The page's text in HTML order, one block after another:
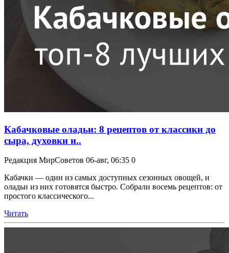
Кабачковые оладьи: 8 рецептов от классики до
сыра, духовки и..
Редакция МирСоветов 06-авг, 06:35 0
Кабачки — один из самых доступных сезонных овощей, и
оладьи из них готовятся быстро. Собрали восемь рецептов: от
простого классического...
Читать